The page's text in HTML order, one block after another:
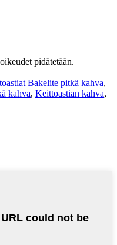
pidätetään.
Bakelite pitkä kahva,
kahva, Keittoastian kahva,